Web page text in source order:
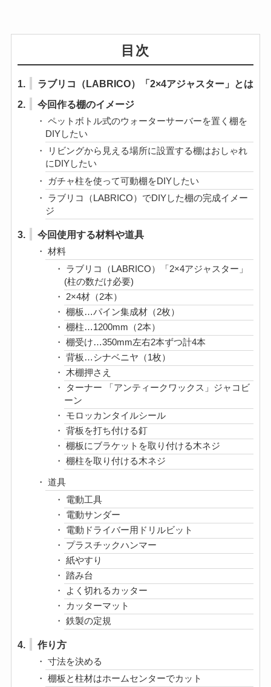
目次
1.
ラブリコ（LABRICO）「2×4アジャスター」とは
2.
今回作る棚のイメージ
ペットボトル式のウォーターサーバーを置く棚を
DIYしたい
リビングから見える場所に設置する棚はおしゃれ
にDIYしたい
ガチャ柱を使って可動棚をDIYしたい
ラブリコ（LABRICO）でDIYした棚の完成イメー
ジ
3. 今回使用する材料や道具
材料
ラブリコ（LABRICO）「2×4アジャスター」
(柱の数だけ必要)
2×4材（2本）
棚板…パイン集成材（2枚）
棚柱…1200mm（2本）
棚受け…350mm左右2本ずつ計4本
背板…シナベニヤ（1枚）
木棚押さえ
ターナー 「アンティークワックス」ジャコビ
ーン
モロッカンタイルシール
背板を打ち付ける釘
棚板にブラケットを取り付ける木ネジ
棚柱を取り付ける木ネジ
道具
電動工具
電動サンダー
電動ドライバー用ドリルビット
プラスチックハンマー
紙やすり
踏み台
よく切れるカッター
カッターマット
鉄製の定規
4. 作り方
寸法を決める
棚板と柱材はホームセンターでカット